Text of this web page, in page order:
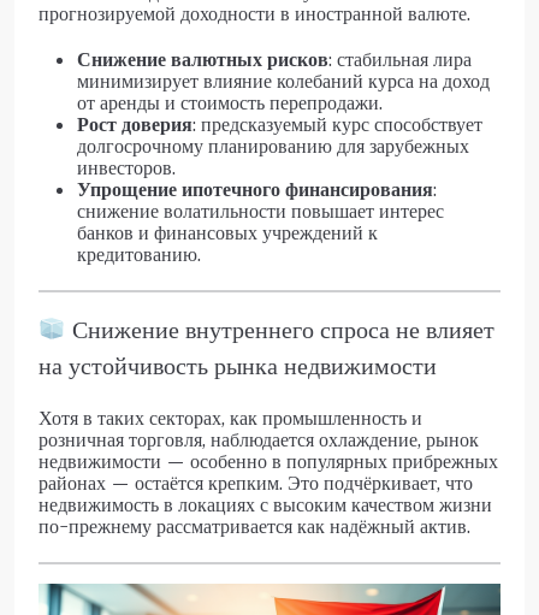
прогнозируемой доходности в иностранной валюте.
Снижение валютных рисков: стабильная лира
минимизирует влияние колебаний курса на доход
от аренды и стоимость перепродажи.
Рост доверия: предсказуемый курс способствует
долгосрочному планированию для зарубежных
инвесторов.
Упрощение ипотечного финансирования:
снижение волатильности повышает интерес
банков и финансовых учреждений к
кредитованию.
Снижение внутреннего спроса не влияет
на устойчивость рынка недвижимости
Хотя в таких секторах, как промышленность и
розничная торговля, наблюдается охлаждение, рынок
недвижимости — особенно в популярных прибрежных
районах — остаётся крепким. Это подчёркивает, что
недвижимость в локациях с высоким качеством жизни
по-прежнему рассматривается как надёжный актив.